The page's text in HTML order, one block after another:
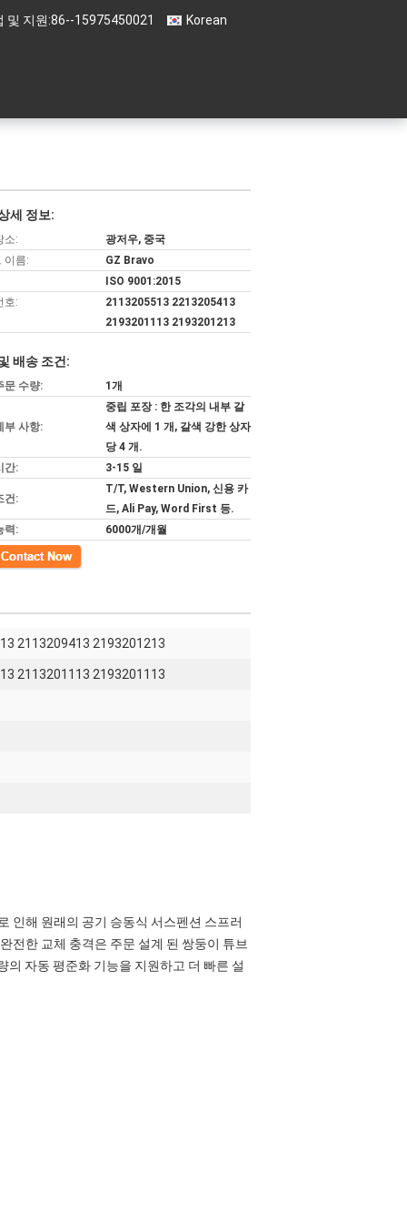
Korean
및 지원:86--15975450021
세 정보:
소:
광저우, 중국
이름:
GZ Bravo
ISO 9001:2015
호:
2113205513 2213205413
2193201113 2193201213
배송 조건:
문 수량: 1개
부 사항:
중립 포장 : 한 조각의 내부 갈
색 상자에 1 개, 갈색 강한 상자
당 4 개.
간:
3-15 일
건:
T/T, Western Union, 신용 카
드, Ali Pay, Word First 등.
력:
6000개/개월
2113209413 2193201213
2113201113 2193201113
인해 원래의 공기 승동식 서스펜션 스프러
전한 교체 충격은 주문 설계 된 쌍둥이 튜브
자동 평준화 기능을 지원하고 더 빠른 설